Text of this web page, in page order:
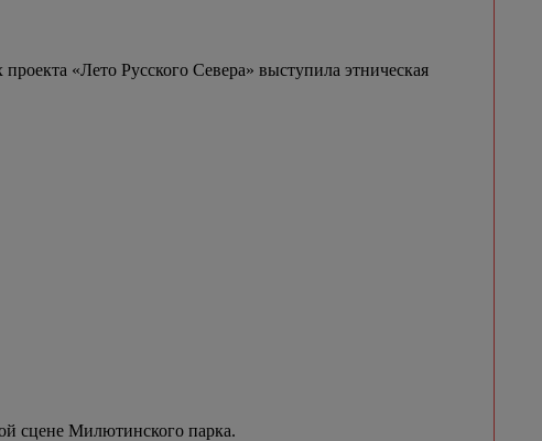
«Лето Русского Севера» выступила этническая
сцене Милютинского парка.